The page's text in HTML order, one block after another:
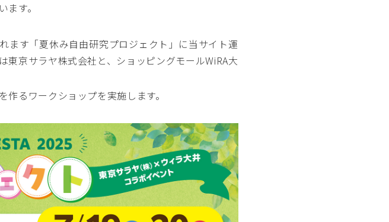
す。
ます「夏休み自由研究プロジェクト」に当サイト運
京サラヤ株式会社と、ショッピングモールWiRA大
を作るワークショップを実施します。